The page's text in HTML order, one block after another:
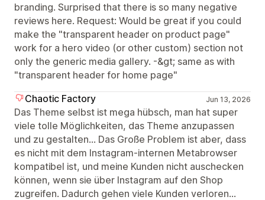
branding. Surprised that there is so many negative
reviews here. Request: Would be great if you could
make the "transparent header on product page"
work for a hero video (or other custom) section not
only the generic media gallery. -&gt; same as with
"transparent header for home page"
Chaotic Factory
Jun 13, 2026
Das Theme selbst ist mega hübsch, man hat super
viele tolle Möglichkeiten, das Theme anzupassen
und zu gestalten... Das Große Problem ist aber, dass
es nicht mit dem Instagram-internen Metabrowser
kompatibel ist, und meine Kunden nicht auschecken
können, wenn sie über Instagram auf den Shop
zugreifen. Dadurch gehen viele Kunden verloren...